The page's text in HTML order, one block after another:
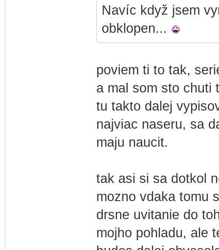
Navíc když jsem
obklopen...
poviem ti to tak,
a mal som sto chuti
tu takto dalej
najviac naseru, sa
maju naucit.
tak asi si sa dotkol
mozno vdaka tomu
drsne uvitanie do
mojho pohladu, ale